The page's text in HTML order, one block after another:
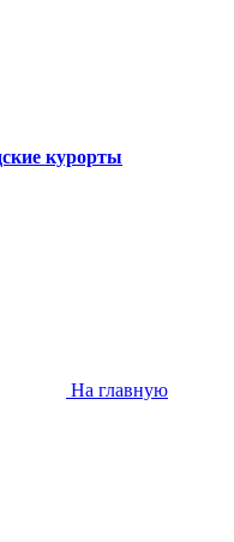
курорты
На главную